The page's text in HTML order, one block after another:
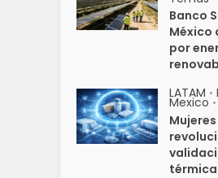
Banco
México
por
LATAM •
Mexico •